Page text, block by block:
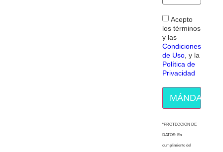
Acepto
los términos
y las
Condiciones
de Uso, y la
Política de
Privacidad
MÁNDAME
“PROTECCION DE
DATOS: En
cumplimiento del